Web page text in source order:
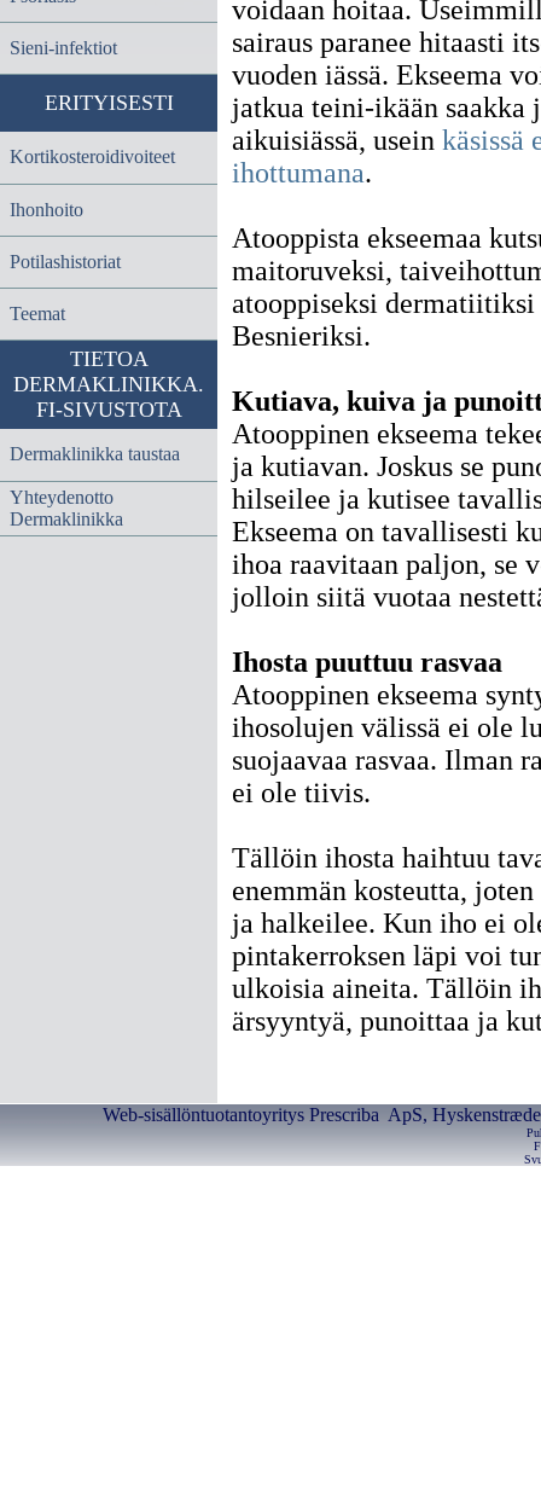
Sieni-infektiot
ERITYISESTI
Kortikosteroidivoiteet
Ihonhoito
Potilashistoriat
Teemat
TIETOA
DERMAKLINIKKA.
FI-SIVUSTOTA
Dermaklinikka taustaa
Yhteydenotto
Dermaklinikka
voidaan hoitaa.
sairaus paranee hitaasti
vuoden iässä. Ekseema
jatkua teini-ikään saakka
aikuisiässä, usein käsissä
ihottumana.
Atooppista ekseemaa
maitoruveksi,
atooppiseksi
Besnieriksi.
Kutiava, kuiva ja
Atooppinen ekseema
ja kutiavan. Joskus se
hilseilee ja kutisee
Ekseema on tavallisesti
ihoa raavitaan paljon, se
jolloin siitä vuotaa
Ihosta puuttuu rasvaa
Atooppinen ekseema
ihosolujen välissä ei ole
suojaavaa rasvaa. Ilman
ei ole tiivis.
Tällöin ihosta haihtuu
enemmän kosteutta,
ja halkeilee. Kun iho ei
pintakerroksen läpi voi
ulkoisia aineita. Tällöin
ärsyyntyä, punoittaa ja
Web-sisällöntuotantoyritys Prescriba ApS,